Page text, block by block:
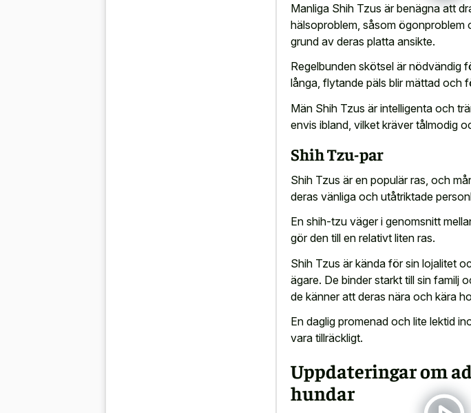
Manliga Shih Tzus är benägna att
hälsoproblem, såsom ögonproblem
grund av deras platta ansikte.
Regelbunden skötsel är nödvändig
långa, flytande päls blir mättad och
Män Shih Tzus är intelligenta och
envis ibland, vilket kräver tålmodig
Shih Tzu-par
Shih Tzus är en populär ras, och
deras vänliga och utåtriktade
En shih-tzu väger i genomsnitt
gör den till en relativt liten ras.
Shih Tzus är kända för sin lojalitet
ägare. De binder starkt till sin familj
de känner att deras nära och kära
En daglig promenad och lite lektid
vara tillräckligt.
Uppdateringar om
hundar